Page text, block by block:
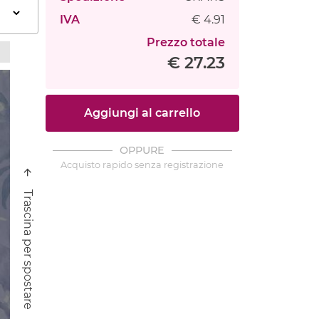
Trascina per spostare
IVA
€ 4.91
Prezzo totale
€ 27.23
Aggiungi al carrello
OPPURE
Acquisto rapido senza registrazione